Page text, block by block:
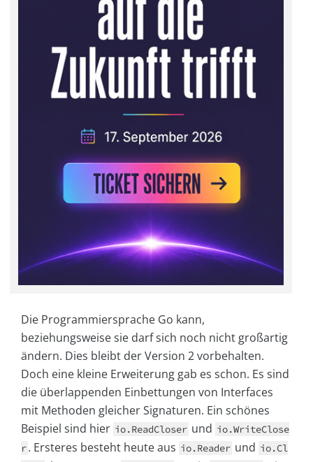
Die Programmiersprache Go kann,
beziehungsweise sie darf sich noch nicht großartig
ändern. Dies bleibt der Version 2 vorbehalten.
Doch eine kleine Erweiterung gab es schon. Es sind
die überlappenden Einbettungen von Interfaces
mit Methoden gleicher Signaturen. Ein schönes
Beispiel sind hier io.ReadCloser und io.WriteClose
r. Ersteres besteht heute aus io.Reader und io.Cl